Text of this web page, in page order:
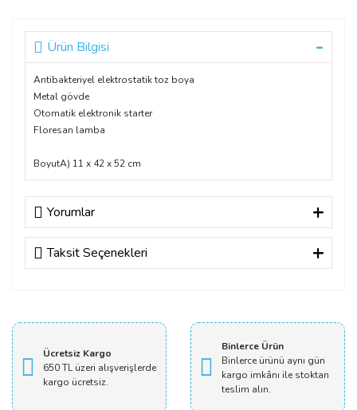
Ürün Bilgisi
Antibakteriyel elektrostatik toz boya
Metal gövde
Otomatik elektronik starter
Floresan lamba
BoyutA) 11 x 42 x 52 cm
Yorumlar
Bu ürüne ilk yorumu siz yapın!
Taksit Seçenekleri
Ücretsiz Kargo
650 TL üzeri alışverişlerde
kargo ücretsiz.
Binlerce Ürün
Binlerce ürünü aynı gün
kargo imkânı ile stoktan
teslim alın.